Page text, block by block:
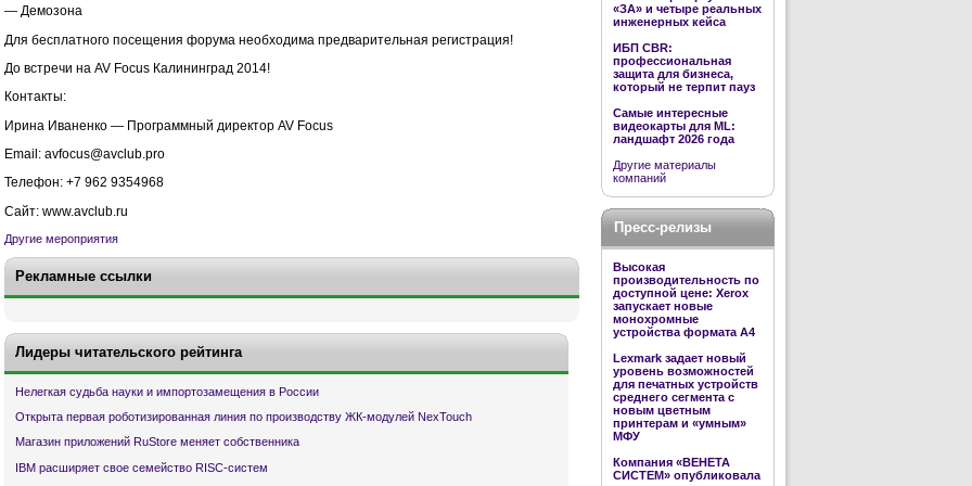
— Демозона
Для бесплатного посещения форума необходима предварительная регистрация!
До встречи на AV Focus Калининград 2014!
Контакты:
Ирина Иваненко — Программный директор AV Focus
Email: avfocus@avclub.pro
Телефон: +7 962 9354968
Сайт: www.avclub.ru
Другие мероприятия
Рекламные ссылки
Лидеры читательского рейтинга
Нелегкая судьба науки и импортозамещения в России
Открыта первая роботизированная линия по производству ЖК-модулей NexTouch
Магазин приложений RuStore меняет собственника
IBM расширяет свое семейство RISC-систем
«ЗА» и четыре реальных
инженерных кейса
ИБП CBR:
профессиональная
защита для бизнеса,
который не терпит пауз
Самые интересные
видеокарты для ML:
ландшафт 2026 года
Другие материалы
компаний
Пресс-релизы
Высокая
производительность по
доступной цене: Xerox
запускает новые
монохромные
устройства формата А4
Lexmark задает новый
уровень возможностей
для печатных устройств
среднего сегмента с
новым цветным
принтерам и «умным»
МФУ
Компания «ВЕНЕТА
СИСТЕМ» опубликовала